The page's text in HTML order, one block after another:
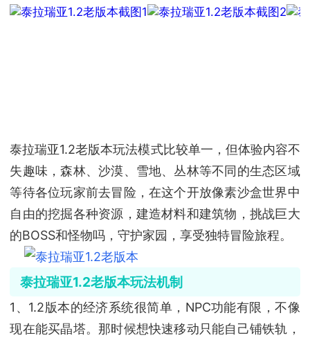
泰拉瑞亚1.2老版本玩法模式比较单一，但体验内容不
失趣味，森林、沙漠、雪地、丛林等不同的生态区域
等待各位玩家前去冒险，在这个开放像素沙盒世界中
自由的挖掘各种资源，建造材料和建筑物，挑战巨大
的BOSS和怪物吗，守护家园，享受独特冒险旅程。
泰拉瑞亚1.2老版本玩法机制
1、1.2版本的经济系统很简单，NPC功能有限，不像
现在能买晶塔。那时候想快速移动只能自己铺铁轨，